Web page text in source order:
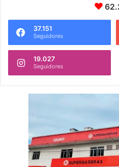
a
37.151
Seguidores
19.027
Seguidores